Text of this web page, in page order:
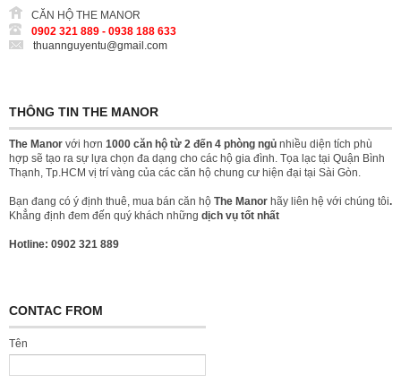
CĂN HỘ THE MANOR
0902 321 889 - 0938 188 633
thuannguyentu@gmail.com
THÔNG TIN THE MANOR
The Manor với hơn 1000 căn hộ từ 2 đến 4 phòng ngủ nhiều diện tích phù
hợp sẽ tạo ra sự lựa chọn đa dạng cho các hộ gia đình. Tọa lạc tại Quận Bình
Thạnh, Tp.HCM vị trí vàng của các căn hộ chung cư hiện đại tại Sài Gòn.
Bạn đang có ý định thuê, mua bán căn hộ The Manor hãy liên hệ với chúng tôi.
Khẳng định đem đến quý khách những dịch vụ tốt nhất
Hotline: 0902 321 889
CONTAC FROM
Tên